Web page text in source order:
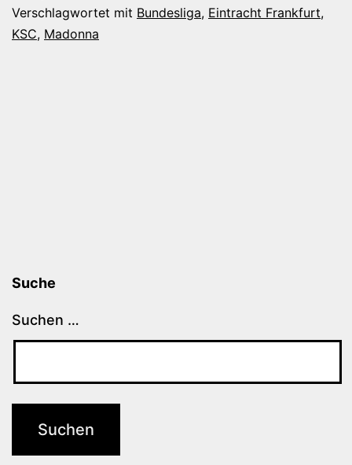
Verschlagwortet mit Bundesliga, Eintracht Frankfurt,
KSC, Madonna
Suche
Suchen …